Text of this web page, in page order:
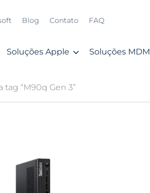
Blog Contato FAQ
Soluções Apple Soluções MDM
“M90q Gen 3”